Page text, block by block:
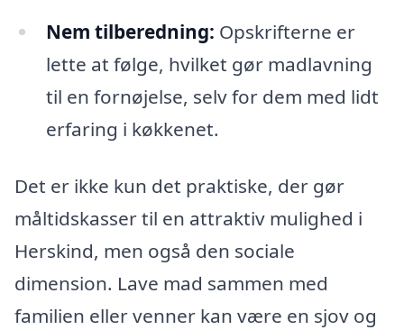
Nem tilberedning: Opskrifterne er
lette at følge, hvilket gør madlavning
til en fornøjelse, selv for dem med lidt
erfaring i køkkenet.
Det er ikke kun det praktiske, der gør
måltidskasser til en attraktiv mulighed i
Herskind, men også den sociale
dimension. Lave mad sammen med
familien eller venner kan være en sjov og